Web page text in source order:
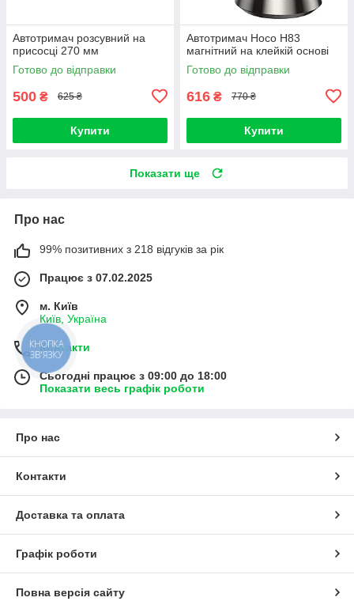
Автотримач розсувний на
присосці 270 мм
Готово до відправки
500 ₴ 625 ₴
Купити
Автотримач Hoco H83
магнітний на клейкій основі
Готово до відправки
616 ₴ 770 ₴
Купити
Показати ще
Про нас
99% позитивних з 218 відгуків за рік
Працює з 07.02.2025
м. Київ
Київ, Україна
Контакти
Сьогодні працює з 09:00 до 18:00
Показати весь графік роботи
Про нас
Контакти
Доставка та оплата
Графік роботи
Повна версія сайту
КНОПКА
ЗВ'ЯЗКУ